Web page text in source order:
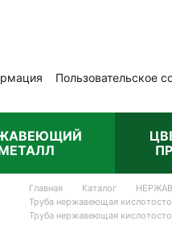
Пользовательское
Главная Каталог
Труба нержавеющая
Труба нержавеющая